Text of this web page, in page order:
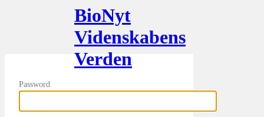
BioNyt
Videnskabens
Verden
Password